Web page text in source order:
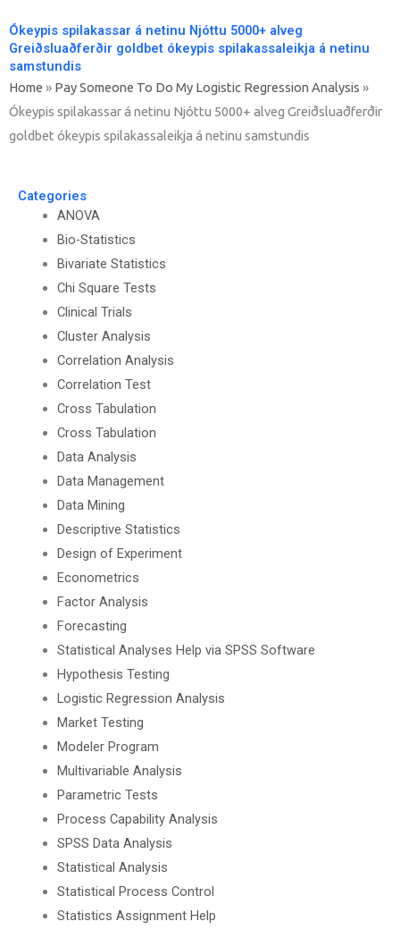
Ókeypis spilakassar á netinu Njóttu 5000+ alveg
Greiðsluaðferðir goldbet ókeypis spilakassaleikja á netinu
samstundis
Home » Pay Someone To Do My Logistic Regression Analysis »
Ókeypis spilakassar á netinu Njóttu 5000+ alveg Greiðsluaðferðir
goldbet ókeypis spilakassaleikja á netinu samstundis
Categories
ANOVA
Bio-Statistics
Bivariate Statistics
Chi Square Tests
Clinical Trials
Cluster Analysis
Correlation Analysis
Correlation Test
Cross Tabulation
Cross Tabulation
Data Analysis
Data Management
Data Mining
Descriptive Statistics
Design of Experiment
Econometrics
Factor Analysis
Forecasting
Statistical Analyses Help via SPSS Software
Hypothesis Testing
Logistic Regression Analysis
Market Testing
Modeler Program
Multivariable Analysis
Parametric Tests
Process Capability Analysis
SPSS Data Analysis
Statistical Analysis
Statistical Process Control
Statistics Assignment Help